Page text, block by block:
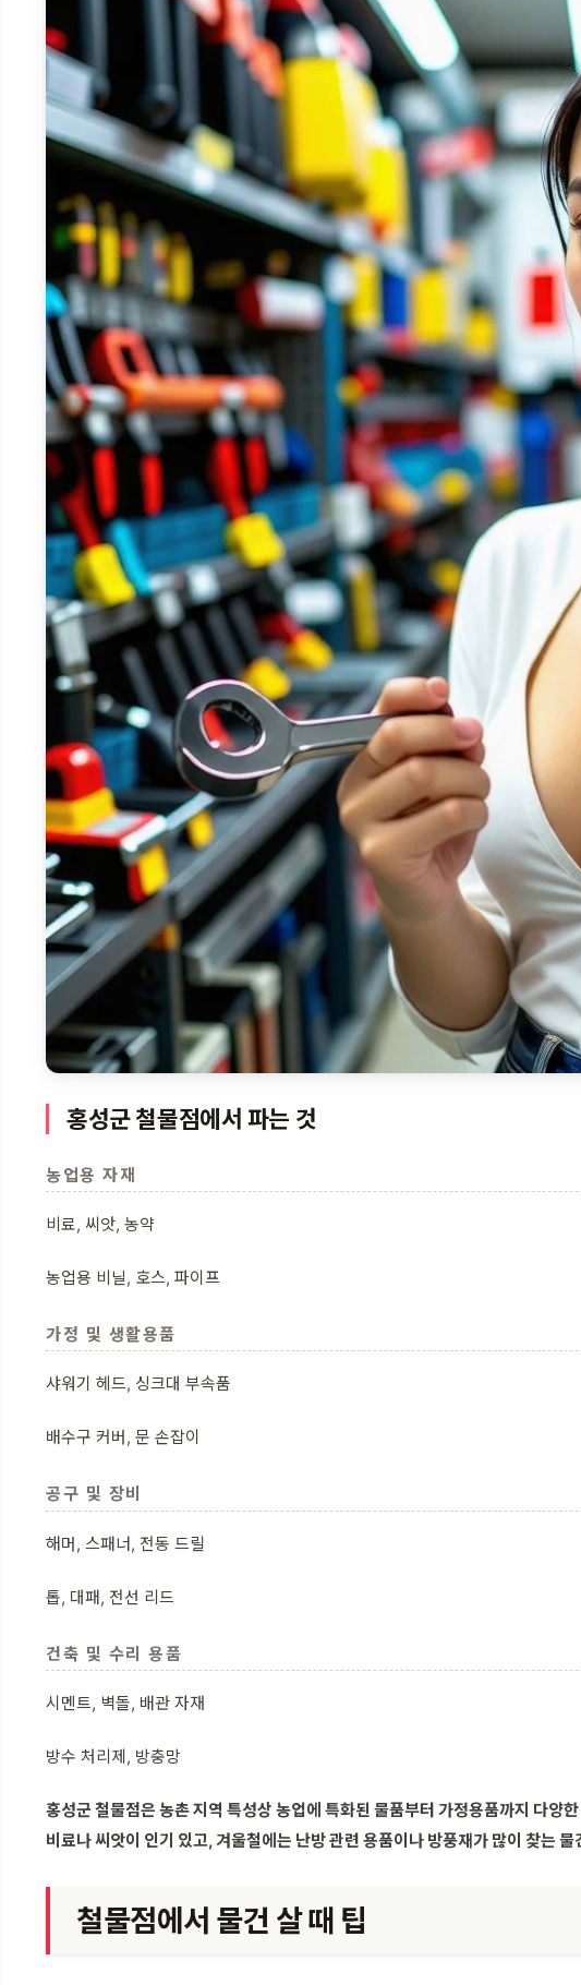
홍성군 철물점에서 파는 것
농업용 자재
비료, 씨앗, 농약
농업용 비닐, 호스, 파이프
가정 및 생활용품
샤워기 헤드, 싱크대 부속품
배수구 커버, 문 손잡이
공구 및 장비
해머, 스패너, 전동 드릴
톱, 대패, 전선 리드
건축 및 수리 용품
시멘트, 벽돌, 배관 자재
방수 처리제, 방충망
홍성군 철물점은 농촌 지역 특성상 농업에 특화된 물품부터 가정용품까지 다양
비료나 씨앗이 인기 있고, 겨울철에는 난방 관련 용품이나 방풍재가 많이 찾는
철물점에서 물건 살 때 팁